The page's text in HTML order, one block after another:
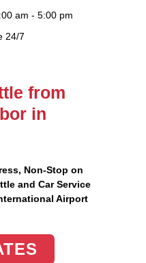
am - 5:00 pm
24/7
from
in
, Non-Stop on
and Car Service
Airport